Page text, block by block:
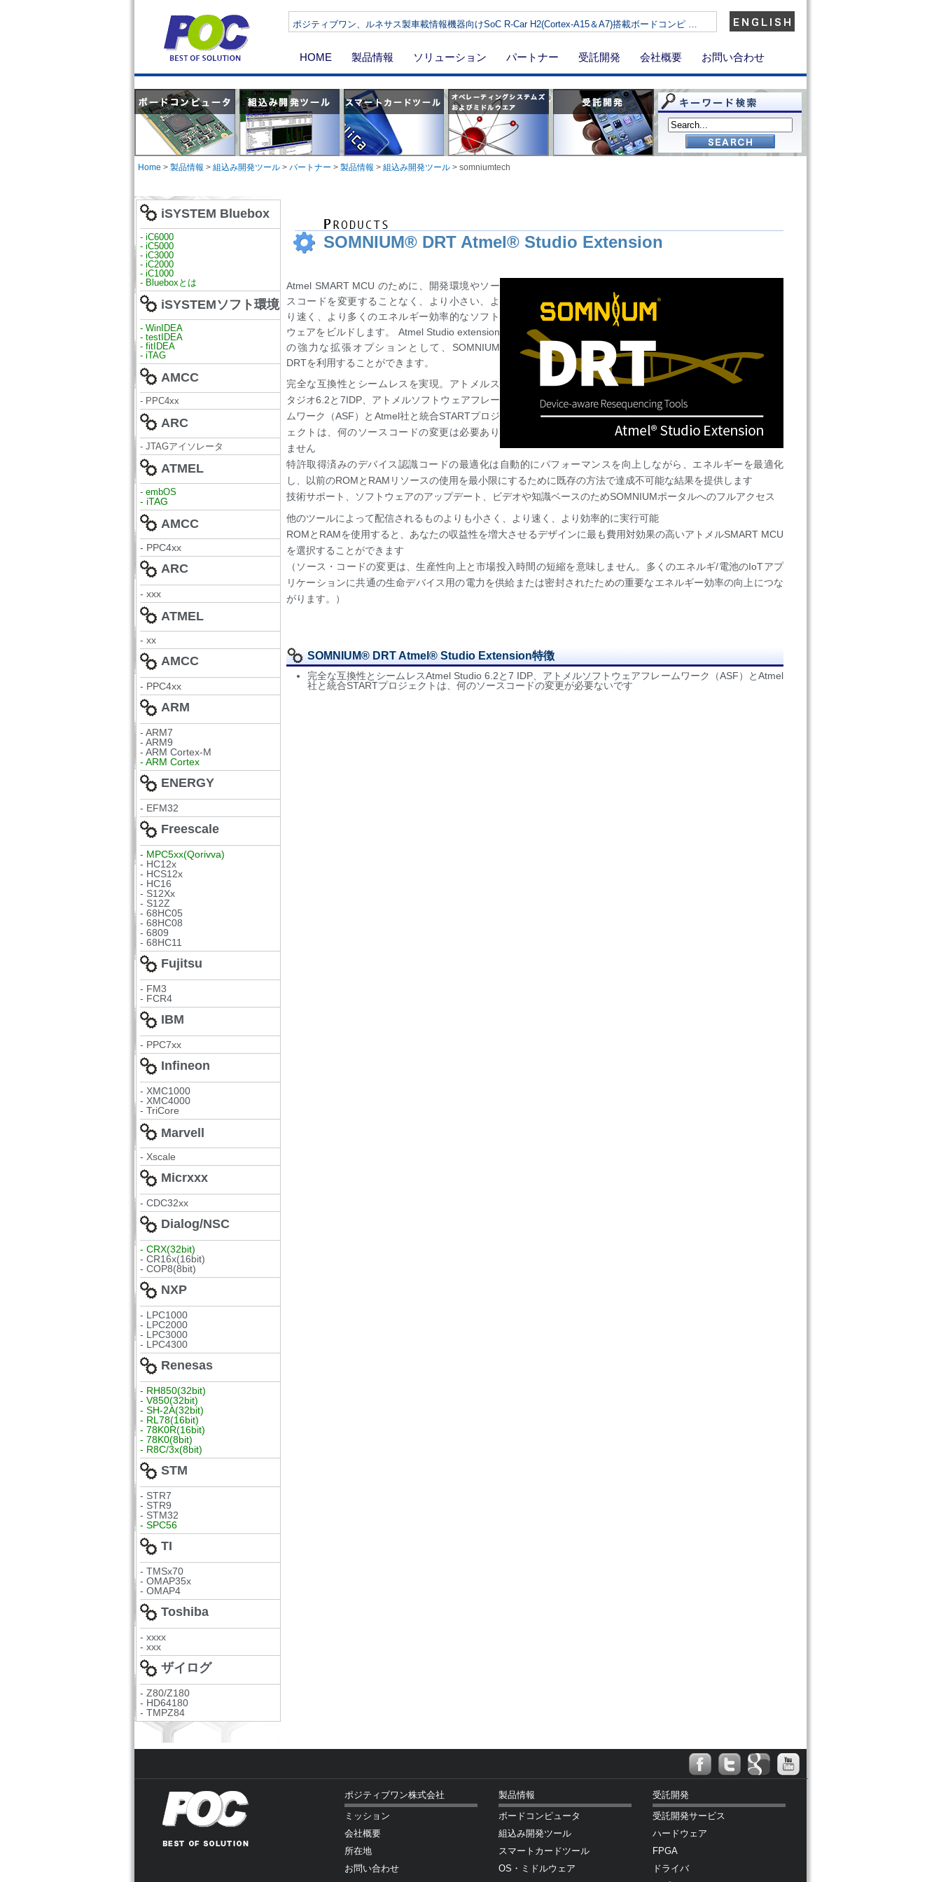
ポジティブワン、ルネサス製車載情報機器向けSoC R-Car H2(Cortex-A15＆A7)搭載ボードコンピ …
HOME 製品情報 ソリューション パートナー 受託開発 会社概要 お問い合わせ
Home > 製品情報 > 組込み開発ツール > パートナー > 製品情報 > 組込み開発ツール > somniumtech
iSYSTEM Bluebox
- iC6000
- iC5000
- iC3000
- iC2000
- iC1000
- Blueboxとは
iSYSTEMソフト環境
- WinIDEA
- testIDEA
- fitIDEA
- iTAG
AMCC
- PPC4xx
ARC
- JTAGアイソレータ
ATMEL
- embOS
- iTAG
AMCC
- PPC4xx
ARC
- xxx
ATMEL
- xx
AMCC
- PPC4xx
ARM
- ARM7
- ARM9
- ARM Cortex-M
- ARM Cortex
ENERGY
- EFM32
Freescale
- MPC5xx(Qorivva)
- HC12x
- HCS12x
- HC16
- S12Xx
- S12Z
- 68HC05
- 68HC08
- 6809
- 68HC11
Fujitsu
- FM3
- FCR4
IBM
- PPC7xx
Infineon
- XMC1000
- XMC4000
- TriCore
Marvell
- Xscale
Micrxxx
- CDC32xx
Dialog/NSC
- CRX(32bit)
- CR16x(16bit)
- COP8(8bit)
NXP
- LPC1000
- LPC2000
- LPC3000
- LPC4300
Renesas
- RH850(32bit)
- V850(32bit)
- SH-2A(32bit)
- RL78(16bit)
- 78K0R(16bit)
- 78K0(8bit)
- R8C/3x(8bit)
STM
- STR7
- STR9
- STM32
- SPC56
TI
- TMSx70
- OMAP35x
- OMAP4
Toshiba
- xxxx
- xxx
ザイログ
- Z80/Z180
- HD64180
- TMPZ84
SOMNIUM® DRT Atmel® Studio Extension
Atmel SMART MCU のために、開発環境やソー
スコードを変更することなく、より小さい、よ
り速く、より多くのエネルギー効率的なソフト
ウェアをビルドします。 Atmel Studio extension
の強力な拡張オプションとして、SOMNIUM
DRTを利用することができます。
完全な互換性とシームレスを実現。アトメルス
タジオ6.2と7IDP、アトメルソフトウェアフレー
ムワーク（ASF）とAtmel社と統合STARTプロジ
ェクトは、何のソースコードの変更は必要あり
ません
特許取得済みのデバイス認識コードの最適化は自動的にパフォーマンスを向上しながら、エネルギーを最適化
し、以前のROMとRAMリソースの使用を最小限にするために既存の方法で達成不可能な結果を​​提供します
技術サポート、ソフトウェアのアップデート、ビデオや知識ベースのためSOMNIUMポータルへのフルアクセス
他のツールによって配信されるものよりも小さく、より速く、より効率的に実行可能
ROMとRAMを使用すると、あなたの収益性を増大させるデザインに最も費用対効果の高いアトメルSMART MCU
を選択することができます
（ソース・コードの変更は、生産性向上と市場投入時間の短縮を意味しません。 多くのエネルギ/電池のIoTアプ
リケーションに共通の生命デバイス用の電力を供給または密封されたための重要なエネルギー効率の向上につな
がります。）
SOMNIUM® DRT Atmel® Studio Extension特徴
完全な互換性とシームレスAtmel Studio 6.2と7 IDP、アトメルソフトウェアフレームワーク（ASF）とAtmel
社と統合STARTプロジェクトは、何のソースコードの変更が必要ないです
ポジティブワン株式会社
ミッション
会社概要
所在地
お問い合わせ
製品情報
ボードコンピュータ
組込み開発ツール
スマートカードツール
OS・ミドルウェア
受託開発
受託開発サービス
ハードウェア
FPGA
ドライバ